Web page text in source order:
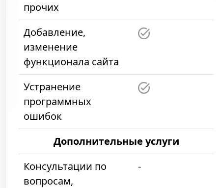
прочих
Добавление,
изменение
функционала сайта
Устранение
программных
ошибок
Дополнительные услуги
Консультации по
вопросам,
-